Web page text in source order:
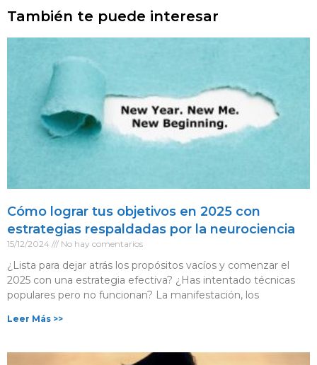
También te puede interesar
Cómo lograr tus objetivos en 2025 con
estrategias respaldadas por la neurociencia
15/12/2024 No hay comentarios
¿Lista para dejar atrás los propósitos vacíos y comenzar el
2025 con una estrategia efectiva? ¿Has intentado técnicas
populares pero no funcionan? La manifestación, los
Leer Más >>